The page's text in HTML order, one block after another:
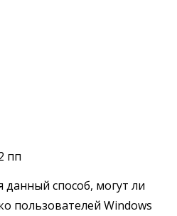
пп
способ, могут ли
пользователей Windows